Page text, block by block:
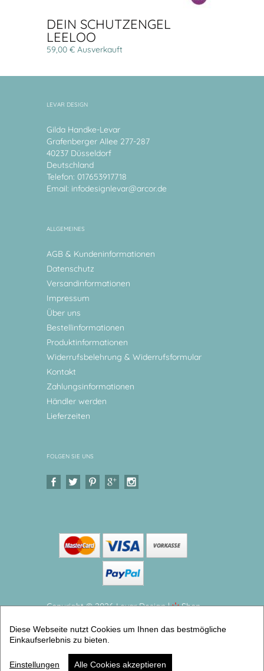
DEIN SCHUTZENGEL
LEELOO
59,00 € Ausverkauft
LEVAR DESIGN
Gilda Handke-Levar
Grafenberger Allee 277-287
40237 Düsseldorf
Deutschland
Telefon: 017653917718
Email: infodesignlevar@arcor.de
ALLGEMEINES
AGB & Kundeninformationen
Datenschutz
Versandinformationen
Impressum
Über uns
Bestellinformationen
Produktinformationen
Widerrufsbelehrung & Widerrufsformular
Kontakt
Zahlungsinformationen
Händler werden
Lieferzeiten
FOLGEN SIE UNS
Copyright © 2026 Levar Design |
Shop
Schutzengelbild Namensbild Tim 20x20x3 cm
(Handgemalte Schutzengel Bilder mit Gedicht) |
Artikelnummer: schutzunitim -1
Diese Webseite nutzt Cookies um Ihnen das bestmögliche
Einkaufserlebnis zu bieten.
Einstellungen Alle Cookies akzeptieren